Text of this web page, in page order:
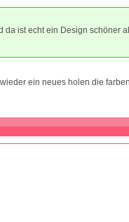
da ist echt ein Design schöner
ein neues holen die